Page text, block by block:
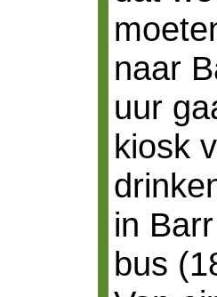
naar
uur
kiosk
in
bus